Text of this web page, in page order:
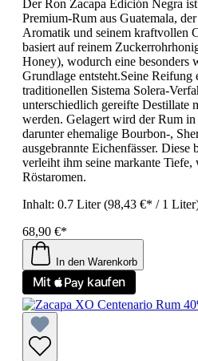
Der Ron Zacapa Edición Negra
Premium-Rum aus Guatemala,
Aromatik und seinem kraftvollen
basiert auf reinem
Honey), wodurch eine besonders
Grundlage entsteht.Seine Reifung
traditionellen Sistema Solera-
unterschiedlich gereifte Destillate
werden. Gelagert wird der Rum in
darunter ehemalige Bourbon-,
ausgebrannte Eichenfässer. Diese
verleiht ihm seine markante
Röstaromen.
Inhalt: 0.7 Liter(98,43 €* / 1
68,90 €*
In den Warenkorb